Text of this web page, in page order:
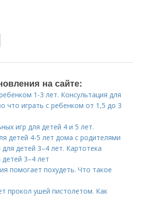
на сайте:
1-3 лет. Консультация для
что играть с ребенком от 1,5 до 3
игр для детей 4 и 5 лет.
детей 4-5 лет дома с родителями
детей 3–4 лет. Картотека
3–4 лет
помогает похудеть. Что такое
прокол ушей пистолетом. Как